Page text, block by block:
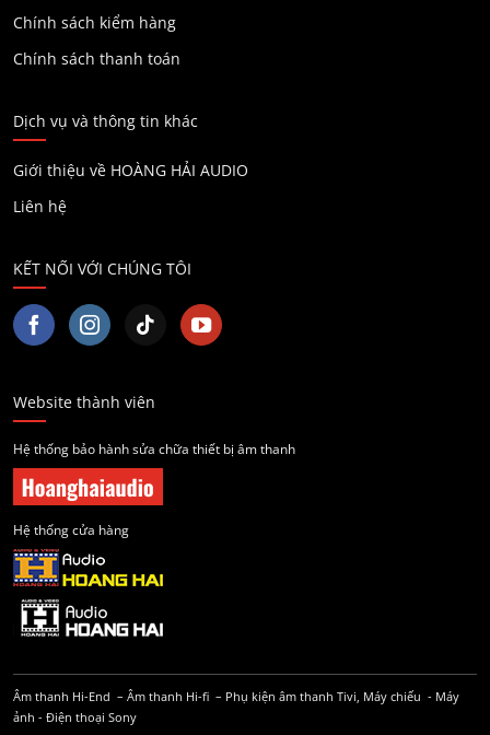
Chính sách kiểm hàng
Chính sách thanh toán
Dịch vụ và thông tin khác
Giới thiệu về HOÀNG HẢI AUDIO
Liên hệ
KẾT NỐI VỚI CHÚNG TÔI
Website thành viên
Hệ thống bảo hành sửa chữa thiết bị âm thanh
Hệ thống cửa hàng
Âm thanh Hi-End – Âm thanh Hi-fi – Phụ kiện âm thanh Tivi, Máy chiếu - Máy
ảnh - Điện thoại Sony